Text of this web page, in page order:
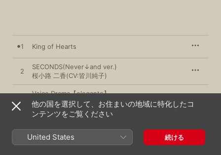
1 King of Hearts
2
SECONDS(Never↓and ver.)
桜小路 二香(CV:皆川純子)
Voice Drama【elegante】
桜小路 二香(CV:森川智之)、 九重九日(CV:立花慎之介) 、
2021年10月13日
3曲、40分
他の国を選択して、お住まいの地域に特化したコ
ンテンツをご覧ください
United States 続ける